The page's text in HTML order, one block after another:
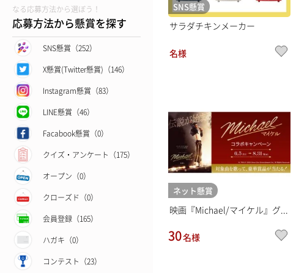
なる応募方法から選ぼう！
応募方法から懸賞を探す
SNS懸賞（252）
X懸賞(Twitter懸賞)（146）
Instagram懸賞（83）
LINE懸賞（46）
Facabook懸賞（0）
クイズ・アンケート（175）
オープン（0）
クローズド（0）
会員登録（165）
ハガキ（0）
コンテスト（23）
SNS懸賞
サラダチキンメーカー
名様
ネット懸賞
映画『Michael/マイケル』グ...
30名様